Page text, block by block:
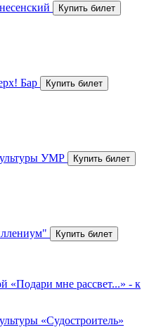
Бар
УМР
«Подари мне рассвет...» - к
«Судостроитель»